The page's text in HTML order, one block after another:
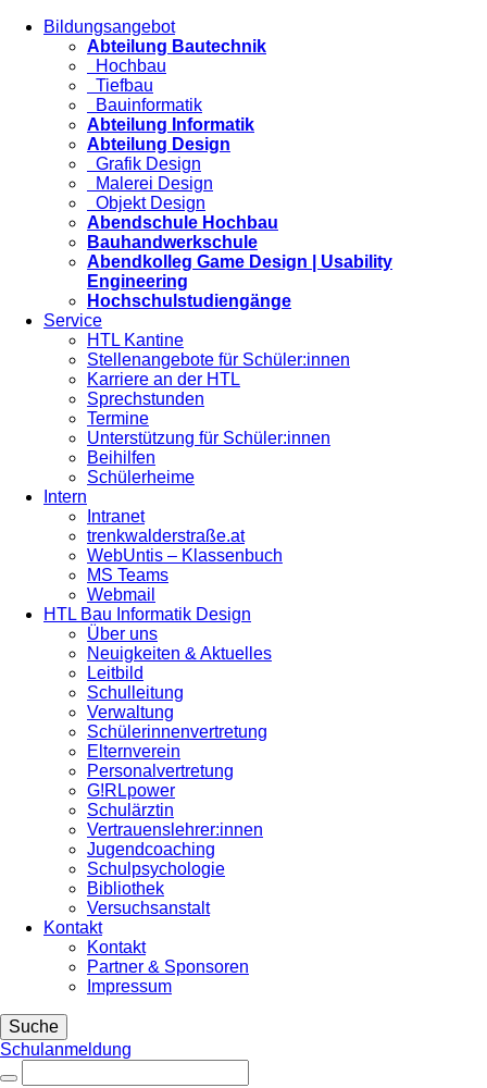
Bildungsangebot
Abteilung Bautechnik
Hochbau
Tiefbau
Bauinformatik
Abteilung Informatik
Abteilung Design
Grafik Design
Malerei Design
Objekt Design
Abendschule Hochbau
Bauhandwerkschule
Abendkolleg Game Design | Usability
Engineering
Hochschulstudiengänge
Service
HTL Kantine
Stellenangebote für Schüler:innen
Karriere an der HTL
Sprechstunden
Termine
Unterstützung für Schüler:innen
Beihilfen
Schülerheime
Intern
Intranet
trenkwalderstraße.at
WebUntis – Klassenbuch
MS Teams
Webmail
HTL Bau Informatik Design
Über uns
Neuigkeiten & Aktuelles
Leitbild
Schulleitung
Verwaltung
Schülerinnenvertretung
Elternverein
Personalvertretung
G!RLpower
Schulärztin
Vertrauenslehrer:innen
Jugendcoaching
Schulpsychologie
Bibliothek
Versuchsanstalt
Kontakt
Kontakt
Partner & Sponsoren
Impressum
Suche
Schulanmeldung